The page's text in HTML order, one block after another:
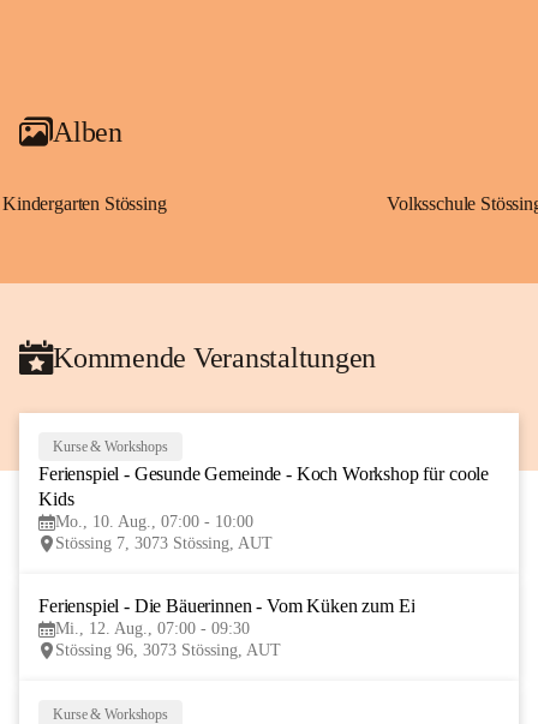
Alben
Kindergarten Stössing Volksschule
Kommende Veranstaltungen
AUG
Kurse & Workshops
Ferienspiel - Gesunde Gemeinde - Koch Workshop für coole
Kids
Mo., 10. Aug., 07:00 - 10:00
Stössing 7, 3073 Stössing, AUT
Ferienspiel - Die Bäuerinnen - Vom Küken zum Ei
Mi., 12. Aug., 07:00 - 09:30
Stössing 96, 3073 Stössing, AUT
Kurse & Workshops